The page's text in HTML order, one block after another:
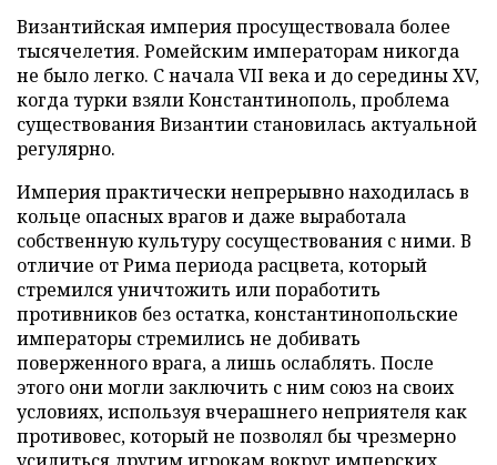
Византийская империя просуществовала более
тысячелетия. Ромейским императорам никогда
не было легко. С начала VII века и до середины XV,
когда турки взяли Константинополь, проблема
существования Византии становилась актуальной
регулярно.
Империя практически непрерывно находилась в
кольце опасных врагов и даже выработала
собственную культуру сосуществования с ними. В
отличие от Рима периода расцвета, который
стремился уничтожить или поработить
противников без остатка, константинопольские
императоры стремились не добивать
поверженного врага, а лишь ослаблять. После
этого они могли заключить с ним союз на своих
условиях, используя вчерашнего неприятеля как
противовес, который не позволял бы чрезмерно